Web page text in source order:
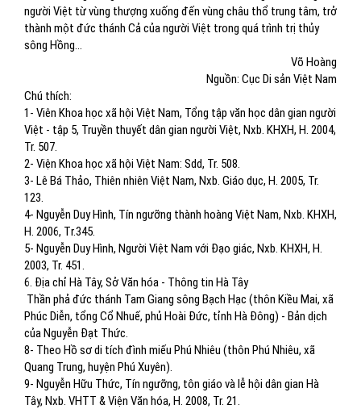
người Việt từ vùng thượng xuống đến vùng châu thổ trung tâm, trở
thành một đức thánh Cả của người Việt trong quá trình trị thủy
sông Hồng...
Võ Hoàng
Nguồn: Cục Di sản Việt Nam
Chú thích:
1- Viên Khoa học xã hội Việt Nam, Tổng tập văn học dân gian người
Việt - tập 5, Truyền thuyết dân gian người Việt, Nxb. KHXH, H. 2004,
Tr. 507.
2- Viện Khoa học xã hội Việt Nam: Sdd, Tr. 508.
3- Lê Bá Thảo, Thiên nhiên Việt Nam, Nxb. Giáo dục, H. 2005, Tr.
123.
4- Nguyễn Duy Hình, Tín ngưỡng thành hoàng Việt Nam, Nxb. KHΧΗ,
Η. 2006, Τr.345.
5- Nguyễn Duy Hình, Người Việt Nam với Đạo giác, Nxb. KHXH, H.
2003, Tr. 451.
6. Địa chỉ Hà Tây, Sở Văn hóa - Thông tin Hà Tây
Thần phả đức thánh Tam Giang sông Bạch Hạc (thôn Kiều Mai, xã
Phúc Diễn, tổng Cổ Nhuế, phủ Hoài Đức, tỉnh Hà Đông) - Bản dịch
của Nguyễn Đạt Thức.
8- Theo Hồ sơ di tích đình miếu Phú Nhiêu (thôn Phú Nhiêu, xã
Quang Trung, huyện Phú Xuyên).
9- Nguyễn Hữu Thức, Tín ngưỡng, tôn giáo và lễ hội dân gian Hà
Tây, Nxb. VHTT & Viện Văn hóa, H. 2008, Tr. 21.